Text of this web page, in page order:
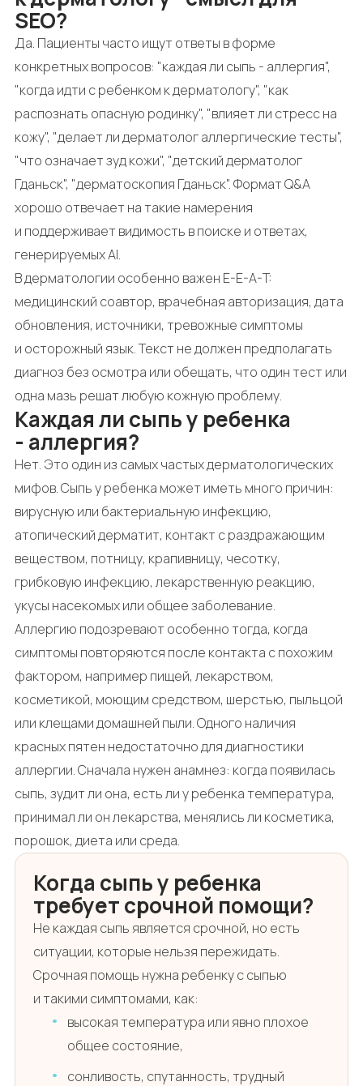
SEO?
Да. Пациенты часто ищут ответы в форме
конкретных вопросов: "каждая ли сыпь - аллергия",
"когда идти с ребенком к дерматологу", "как
распознать опасную родинку", "влияет ли стресс на
кожу", "делает ли дерматолог аллергические тесты",
"что означает зуд кожи", "детский дерматолог
Гданьск", "дерматоскопия Гданьск". Формат Q&A
хорошо отвечает на такие намерения
и поддерживает видимость в поиске и ответах,
генерируемых AI.
В дерматологии особенно важен E-E-A-T:
медицинский соавтор, врачебная авторизация, дата
обновления, источники, тревожные симптомы
и осторожный язык. Текст не должен предполагать
диагноз без осмотра или обещать, что один тест или
одна мазь решат любую кожную проблему.
Каждая ли сыпь у ребенка
- аллергия?
Нет. Это один из самых частых дерматологических
мифов. Сыпь у ребенка может иметь много причин:
вирусную или бактериальную инфекцию,
атопический дерматит, контакт с раздражающим
веществом, потницу, крапивницу, чесотку,
грибковую инфекцию, лекарственную реакцию,
укусы насекомых или общее заболевание.
Аллергию подозревают особенно тогда, когда
симптомы повторяются после контакта с похожим
фактором, например пищей, лекарством,
косметикой, моющим средством, шерстью, пыльцой
или клещами домашней пыли. Одного наличия
красных пятен недостаточно для диагностики
аллергии. Сначала нужен анамнез: когда появилась
сыпь, зудит ли она, есть ли у ребенка температура,
принимал ли он лекарства, менялись ли косметика,
порошок, диета или среда.
Когда сыпь у ребенка
требует срочной помощи?
Не каждая сыпь является срочной, но есть
ситуации, которые нельзя пережидать.
Срочная помощь нужна ребенку с сыпью
и такими симптомами, как:
высокая температура или явно плохое
общее состояние,
сонливость, спутанность, трудный